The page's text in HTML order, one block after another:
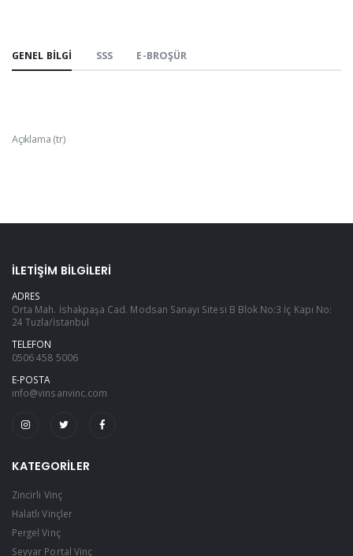
GENEL BILGI SSS E-BROŞÜR
Açıklama (tr)
İLETIŞIM BILGILERI
ADRES
Orta Mah. İshakpaşa Cad. Modsan Sanayi Sitesi B Blok No:3 İç Kapı No:
24 Tuzla/İstanbul
TELEFON
0506 458 5006
E-POSTA
info@vinsanvinc.com
KATEGORILER
Zincirli Vinç
Halatlı Vinçler
Pergel Vinç
Seyyar Portal Vinç